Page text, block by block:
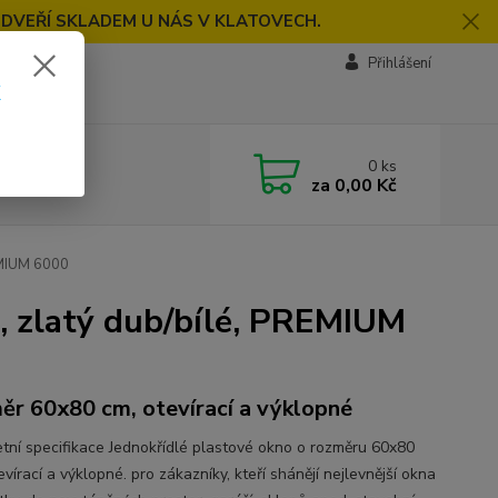
SKLADEM U NÁS V KLATOVECH.
Přihlášení
0 ks
za 0,00 Kč
6000
dub/bílé, PREMIUM
60x80 cm, otevírací a výklopné
specifikace Jednokřídlé plastové okno o rozměru 60x80
a výklopné. pro zákazníky, kteří shánějí nejlevnější okna